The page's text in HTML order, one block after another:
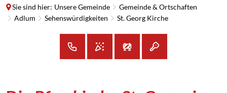
Sie sind hier: Unsere Gemeinde
Gemeinde & Ortschaften
Adlum
Sehenswürdigkeiten St. Georg Kirche